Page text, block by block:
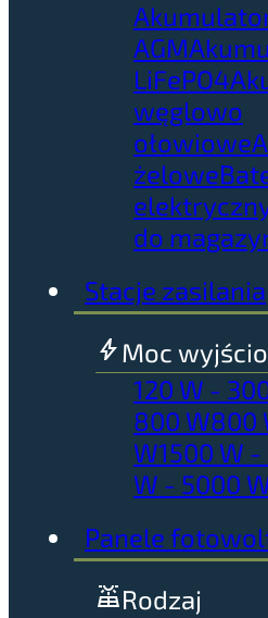
AGM
LiFePO4
węglowo
ołowiowe
żelowe
do
Stacje zasilania
Moc
120 W -
800 W800
W1500 W
W - 5000
Panele
Rodzaj